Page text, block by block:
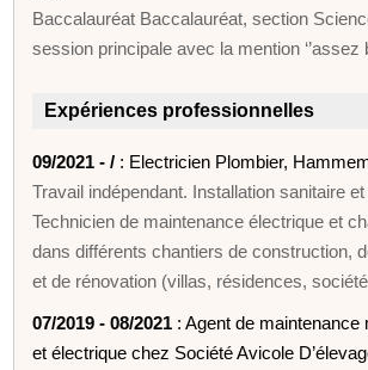
Baccalauréat Baccalauréat, section
session principale avec la mention ‘’assez
Expériences professionnelles
09/2021 - / : Electricien Plombier,
Travail indépendant. Installation sanitaire
Technicien de maintenance électrique et
dans différents chantiers de construction,
et de rénovation (villas, résidences,
07/2019 - 08/2021 : Agent de maintenance
et électrique chez Société Avicole